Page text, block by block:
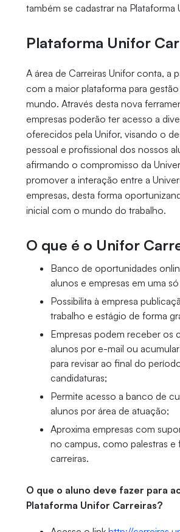
também se cadastrar na Plataforma
Plataforma Unifor
A área de Carreiras Unifor conta, a
com a maior plataforma para
mundo. Através desta nova
empresas poderão ter acesso a
oferecidos pela Unifor, visando o
pessoal e profissional dos nossos
afirmando o compromisso da
promover a interação entre a
empresas, desta forma
inicial com o mundo do trabalho.
O que é o Unifor
Banco de oportunidades
alunos e empresas em uma
Possibilita à empresa
trabalho e estágio de forma
Empresas podem receber os
alunos por e-mail ou
para revisar ao final do
candidaturas;
Permite acesso a banco de
alunos por área de atuação;
Aproxima empresas com
no campus, como palestras e
carreiras.
O que o aluno deve fazer para
Plataforma Unifor Carreiras?